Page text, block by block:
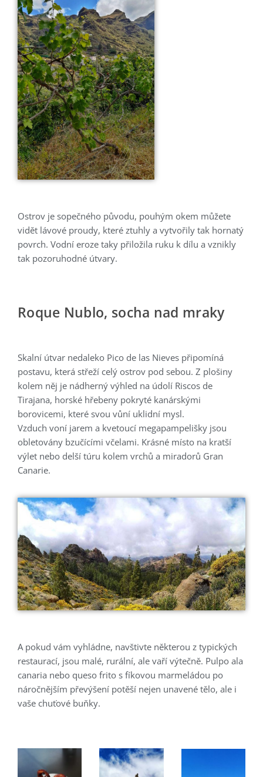
Ostrov je sopečného původu, pouhým okem můžete
vidět lávové proudy, které ztuhly a vytvořily tak hornatý
povrch. Vodní eroze taky přiložila ruku k dílu a vznikly
tak pozoruhodné útvary.
Roque Nublo, socha nad mraky
Skalní útvar nedaleko Pico de las Nieves připomíná
postavu, která střeží celý ostrov pod sebou. Z plošiny
kolem něj je nádherný výhled na údolí Riscos de
Tirajana, horské hřebeny pokryté kanárskými
borovicemi, které svou vůní uklidní mysl.
Vzduch voní jarem a kvetoucí megapampelišky jsou
obletovány bzučícími včelami. Krásné místo na kratší
výlet nebo delší túru kolem vrchů a miradorů Gran
Canarie.
A pokud vám vyhládne, navštivte některou z typických
restaurací, jsou malé, rurální, ale vaří výtečně. Pulpo ala
canaria nebo queso frito s fíkovou marmeládou po
náročnějším převýšení potěší nejen unavené tělo, ale i
vaše chuťové buňky.